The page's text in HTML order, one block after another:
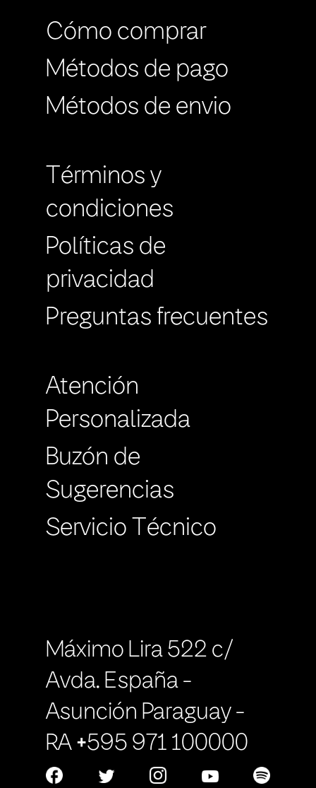
Cómo comprar
Métodos de pago
Métodos de envio
Términos y
condiciones
Políticas de
privacidad
Preguntas frecuentes
Atención
Personalizada
Buzón de
Sugerencias
Servicio Técnico
Máximo Lira 522 c/
Avda. España -
Asunción Paraguay -
RA +595 971 100000